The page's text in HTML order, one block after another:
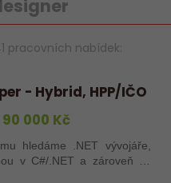
pracovních nabídek:
- Hybrid, HPP/IČO
000 Kč
v C#/.NET a zároveň se
koho